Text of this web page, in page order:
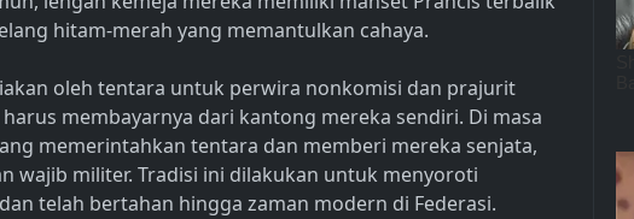
hitam-merah yang memantulkan cahaya.
oleh tentara untuk perwira nonkomisi dan prajurit
membayarnya dari kantong mereka sendiri. Di masa
memerintahkan tentara dan memberi mereka senjata,
wajib militer. Tradisi ini dilakukan untuk menyoroti
telah bertahan hingga zaman modern di Federasi.